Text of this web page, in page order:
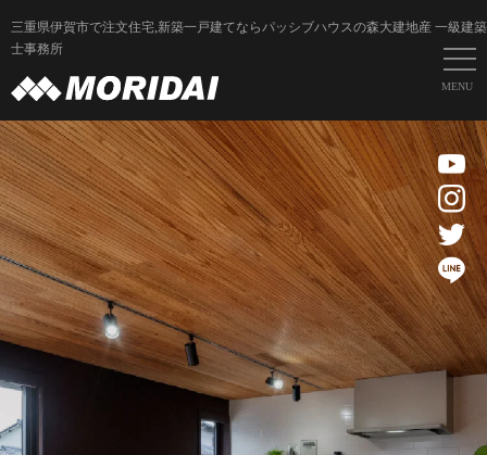
三重県伊賀市で注文住宅,新築一戸建てならパッシブハウスの森大建地産 一級建築
士事務所